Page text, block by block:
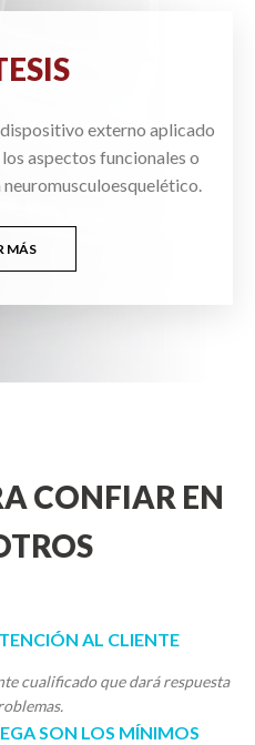
externo aplicado
aspectos funcionales o
MÁS
CONFIAR EN
AL CLIENTE
cualificado que dará respuesta
SON LOS MÍNIMOS